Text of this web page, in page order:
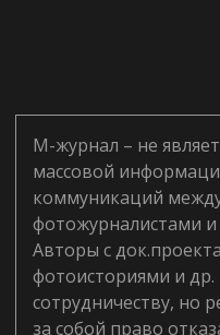
М-журнал – не
массовой
коммуникаций
фотожурналистами
Авторы с
фотоисториями и
сотрудничеству, но
за собой право